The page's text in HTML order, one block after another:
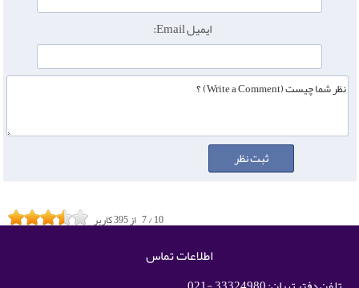
ایمیل Email:
7/10 از395کاربر
اطلاعات تماس